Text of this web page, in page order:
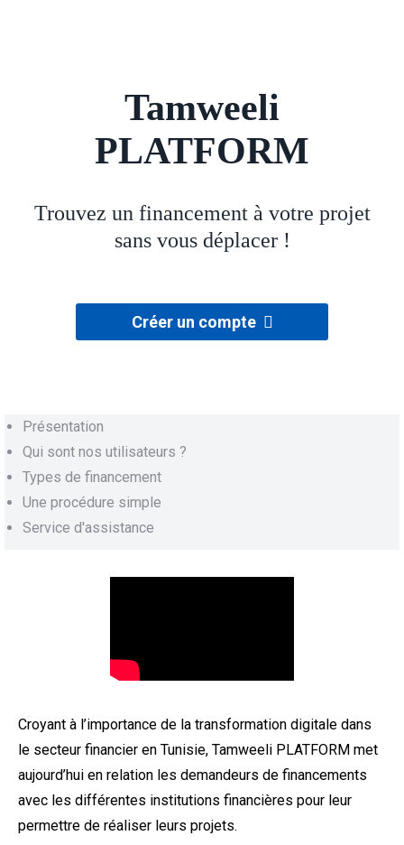
Tamweeli
PLATFORM
Trouvez un financement à votre projet
sans vous déplacer !
Créer un compte
Présentation
Qui sont nos utilisateurs ?
Types de financement
Une procédure simple
Service d'assistance
Croyant à l’importance de la transformation digitale dans
le secteur financier en Tunisie, Tamweeli PLATFORM met
aujourd’hui en relation les demandeurs de financements
avec les différentes institutions financières pour leur
permettre de réaliser leurs projets.